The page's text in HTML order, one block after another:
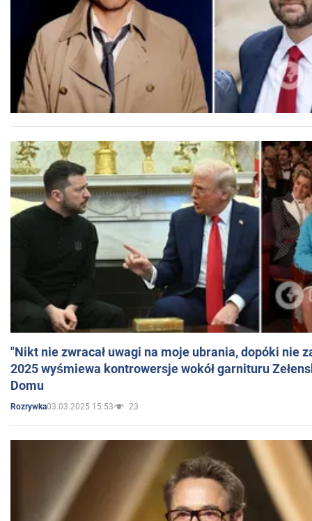
"Nikt nie zwracał uwagi na moje ubrania, dopóki nie
2025 wyśmiewa kontrowersje wokół garnituru
Domu
Rozrywka03.03.2025 15:53 23